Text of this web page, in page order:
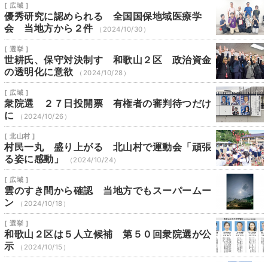
[ 広域 ]
優秀研究に認められる 全国国保地域医療学
会 当地方から２件
（2024/10/30）
[ 選挙 ]
世耕氏、保守対決制す 和歌山２区 政治資金
の透明化に意欲
（2024/10/28）
[ 広域 ]
衆院選 ２７日投開票 有権者の審判待つだけ
に
（2024/10/26）
[ 北山村 ]
村民一丸 盛り上がる 北山村で運動会「頑張
る姿に感動」
（2024/10/24）
[ 広域 ]
雲のすき間から確認 当地方でもスーパームー
ン
（2024/10/18）
[ 選挙 ]
和歌山２区は５人立候補 第５０回衆院選が公
示
（2024/10/15）